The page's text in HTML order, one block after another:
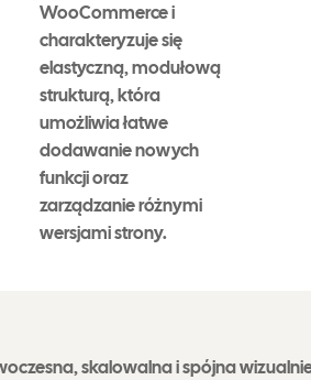
WooCommerce i
charakteryzuje się
elastyczną, modułową
strukturą, która
umożliwia łatwe
dodawanie nowych
funkcji oraz
zarządzanie różnymi
wersjami strony.
skalowalna i spójna